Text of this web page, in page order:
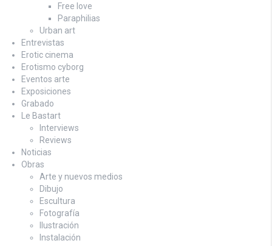
Free love
Paraphilias
Urban art
Entrevistas
Erotic cinema
Erotismo cyborg
Eventos arte
Exposiciones
Grabado
Le Bastart
Interviews
Reviews
Noticias
Obras
Arte y nuevos medios
Dibujo
Escultura
Fotografía
Ilustración
Instalación